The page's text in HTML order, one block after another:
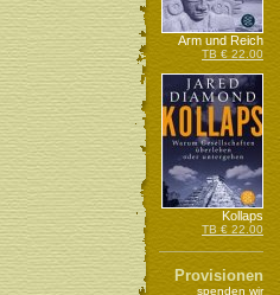
Arm und Reich
TB € 22.00
Kollaps
TB € 22.00
Provisionen
spenden wir